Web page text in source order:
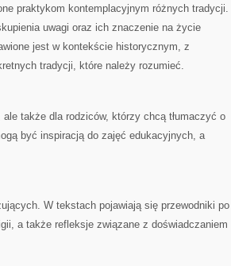
praktykom kontemplacyjnym różnych tradycji.
uwagi oraz ich znaczenie na życie
jest w kontekście historycznym, z
tradycji, które należy rozumieć.
także dla rodziców, którzy chcą tłumaczyć o
być inspiracją do zajęć edukacyjnych, a
W tekstach pojawiają się przewodniki po
a także refleksje związane z doświadczaniem